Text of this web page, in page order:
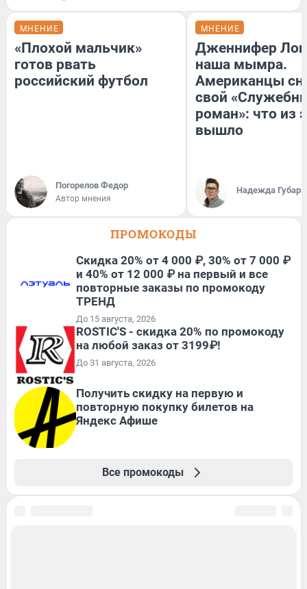
МНЕНИЕ
«Плохой мальчик»
готов рвать
российский футбол
Погорелов Федор
Автор мнения
МНЕНИЕ
Дженнифер
наша мымра.
Американцы
свой
роман»: что из
вышло
Надежда Губарь
ПРОМОКОДЫ
Скидка 20% от 4 000 ₽, 30% от 7 000 ₽
и 40% от 12 000 ₽ на первый и все
повторные заказы по промокоду
ТРЕНД
До 15 августа, 2026
ROSTIC'S - скидка 20% по промокоду
на любой заказ от 3199₽!
До 31 августа, 2026
Получить скидку на первую и
повторную покупку билетов на
Яндекс Афише
Все промокоды